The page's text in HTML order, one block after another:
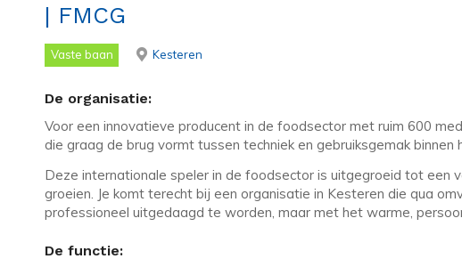
| FMCG
Vaste baan Kesteren
De organisatie:
Voor een innovatieve producent in de foodsector met ruim 600
die graag de brug vormt tussen techniek en gebruiksgemak
Deze internationale speler in de foodsector is uitgegroeid tot een
groeien. Je komt terecht bij een organisatie in Kesteren die qua
professioneel uitgedaagd te worden, maar met het warme,
De functie: